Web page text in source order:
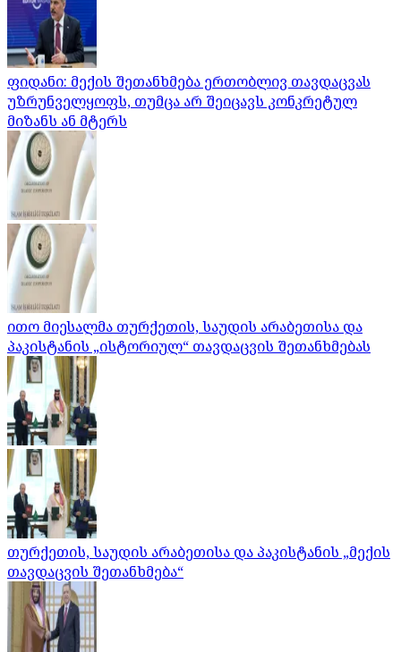
ფიდანი: მექის შეთანხმება ერთობლივ თავდაცვას
უზრუნველყოფს, თუმცა არ შეიცავს კონკრეტულ
მიზანს ან მტერს
ითო მიესალმა თურქეთის, საუდის არაბეთისა და
პაკისტანის „ისტორიულ“ თავდაცვის შეთანხმებას
თურქეთის, საუდის არაბეთისა და პაკისტანის „მექის
თავდაცვის შეთანხმება“